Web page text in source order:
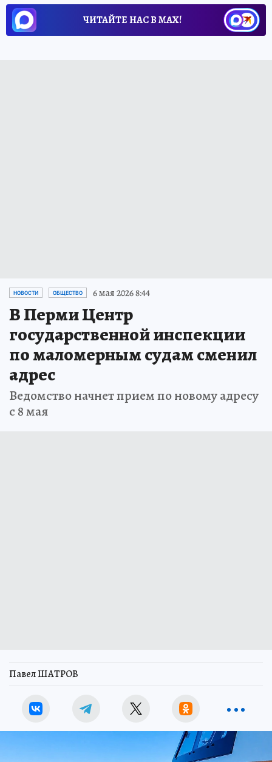
ЧИТАЙТЕ НАС В МАХ!
НОВОСТИ ОБЩЕСТВО 6 мая 2026 8:44
В Перми Центр
государственной инспекции
по маломерным судам сменил
адрес
Ведомство начнет прием по новому адресу
с 8 мая
Павел ШАТРОВ